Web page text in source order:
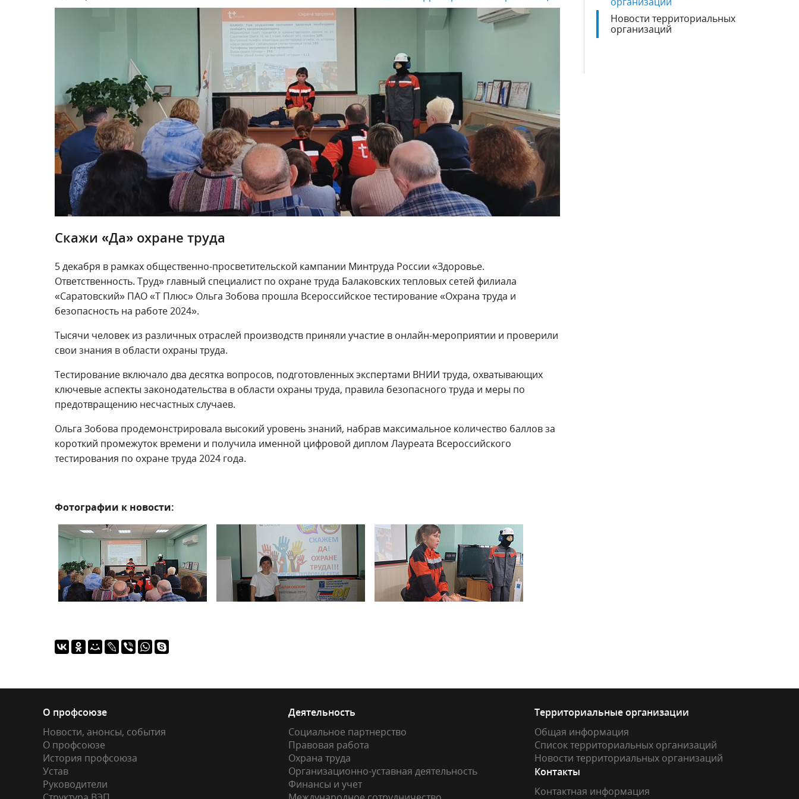
Скажи «Да» охране труда
5 декабря в рамках общественно-просветительской кампании Минтруда России «Здоровье.
Ответственность. Труд» главный специалист по охране труда Балаковских тепловых сетей филиала
«Саратовский» ПАО «Т Плюс» Ольга Зобова прошла Всероссийское тестирование «Охрана труда и
безопасность на работе 2024».
Тысячи человек из различных отраслей производств приняли участие в онлайн-мероприятии и проверили
свои знания в области охраны труда.
Тестирование включало два десятка вопросов, подготовленных экспертами ВНИИ труда, охватывающих
ключевые аспекты законодательства в области охраны труда, правила безопасного труда и меры по
предотвращению несчастных случаев.
Ольга Зобова продемонстрировала высокий уровень знаний, набрав максимальное количество баллов за
короткий промежуток времени и получила именной цифровой диплом Лауреата Всероссийского
тестирования по охране труда 2024 года.
Фотографии к новости:
Новости территориальных
организаций
О профсоюзе
Новости, анонсы, события
О профсоюзе
История профсоюза
Устав
Руководители
Деятельность
Социальное партнерство
Правовая работа
Охрана труда
Организационно-уставная деятельность
Финансы и учет
Территориальные организации
Общая информация
Список территориальных организаций
Новости территориальных организаций
Контакты
Контактная информация